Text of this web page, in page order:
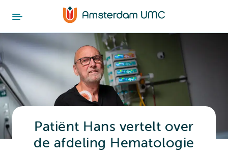
Patiënt Hans vertelt over
de afdeling Hematologie